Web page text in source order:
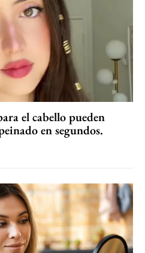
el cabello pueden
en segundos.